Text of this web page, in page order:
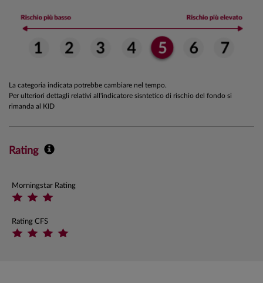
La categoria indicata potrebbe cambiare nel tempo.
Per ulteriori dettagli relativi all'indicatore sisntetico di rischio del fondo si
rimanda al KID
Rating
Morningstar Rating
Rating CFS